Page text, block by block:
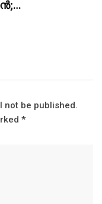
not be published.
*